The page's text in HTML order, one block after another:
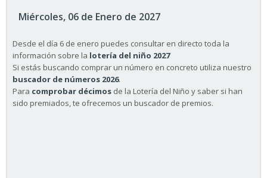
Miércoles, 06 de Enero de 2027
Desde el día 6 de enero puedes consultar en directo toda la
información sobre la lotería del niño 2027
Si estás buscando comprar un número en concreto utiliza nuestro
buscador de números 2026.
Para comprobar décimos de la Lotería del Niño y saber si han
sido premiados, te ofrecemos un buscador de premios.